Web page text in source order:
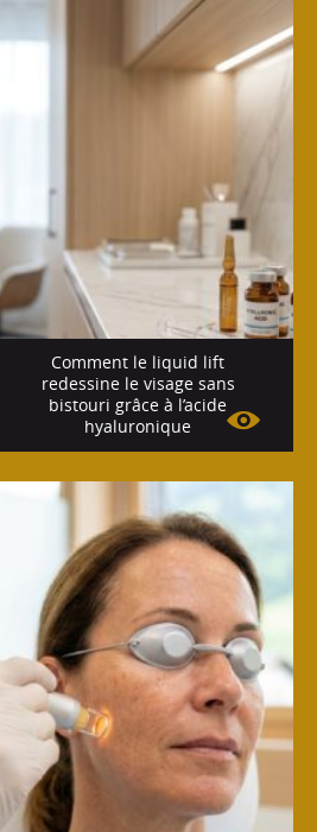
Comment le liquid lift
redessine le visage sans
bistouri grâce à l’acide
hyaluronique
Voir l'article